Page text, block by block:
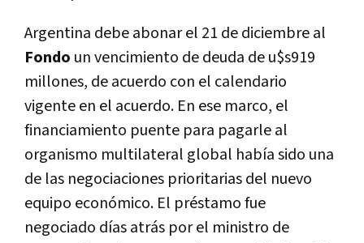
Argentina debe abonar el 21 de diciembre al
Fondo un vencimiento de deuda de u$s919
millones, de acuerdo con el calendario
vigente en el acuerdo. En ese marco, el
financiamiento puente para pagarle al
organismo multilateral global había sido una
de las negociaciones prioritarias del nuevo
equipo económico. El préstamo fue
negociado días atrás por el ministro de